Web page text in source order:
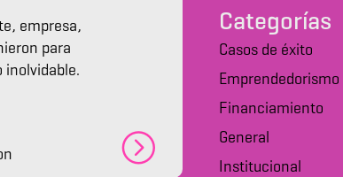
empresa,
para
inolvidable.
Categorías
Casos de éxito
Emprendedorismo
Financiamiento
General
Institucional